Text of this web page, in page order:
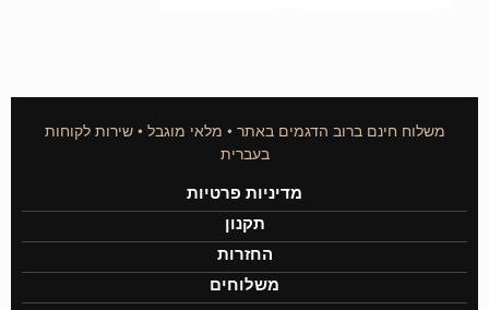
משלוח חינם ברוב הדגמים באתר • מלאי מוגבל • שירות לקוחות
בעברית
מדיניות פרטיות
תקנון
החזרות
משלוחים